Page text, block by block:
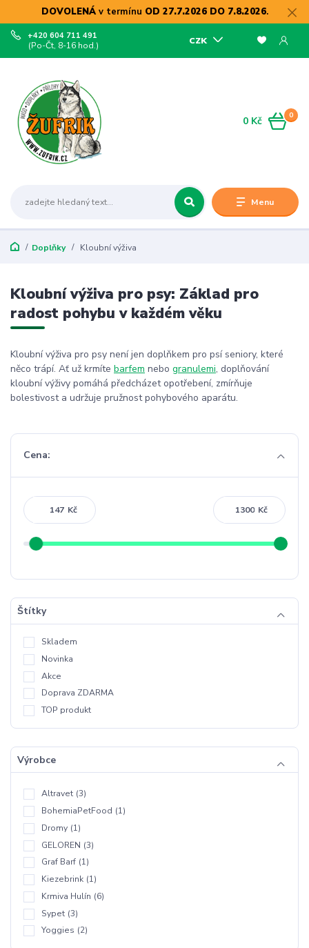
DOVOLENÁv termínu OD 27.7.2026 DO 7.8.2026.
Menu
CZK
+420 604 711 491
(Po-Čt, 8-16 hod.)
0
0 Kč
Doplňky Kloubní výživa
Kloubní výživa pro psy: Základ pro
radost pohybu v každém věku
Kloubní výživa pro psy není jen doplňkem pro psí seniory, které
něco trápí. Ať už krmíte barfem nebo granulemi, doplňování
kloubní výživy pomáhá předcházet opotřebení, zmírňuje
bolestivost a udržuje pružnost pohybového aparátu.
Cena:
Kč Kč
Štítky
Skladem
Novinka
Akce
Doprava ZDARMA
TOP produkt
Výrobce
Altravet (3)
BohemiaPetFood (1)
Dromy (1)
GELOREN (3)
Graf Barf (1)
Kiezebrink (1)
Krmiva Hulín (6)
Sypet (3)
Yoggies (2)